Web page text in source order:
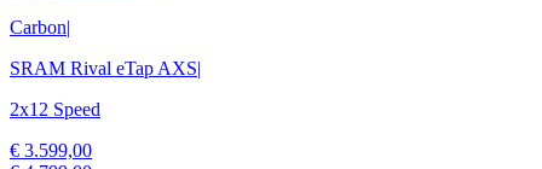
Carbon|
SRAM Rival eTap AXS|
2x12 Speed
€ 3.599,00